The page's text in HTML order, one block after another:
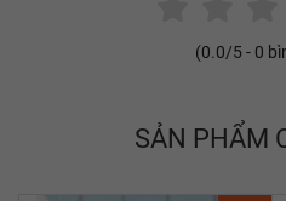
(0.0/5 - 0
SẢN PHẨM